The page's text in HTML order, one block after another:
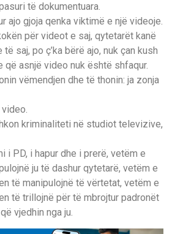
të dokumentuara.
ajo gjoja qenka viktimë e një videoje.
për videot e saj, qytetarët kanë
saj, po ç’ka bërë ajo, nuk çan kush
që asnjë video nuk është shfaqur.
vëmendjen dhe të thonin: ja zonja
kriminaliteti në studiot televizive,
i PD, i hapur dhe i prerë, vetëm e
ju të dashur qytetarë, vetëm e
të manipulojnë të vërtetat, vetëm e
të trillojnë për të mbrojtur padronët
vjedhin nga ju.